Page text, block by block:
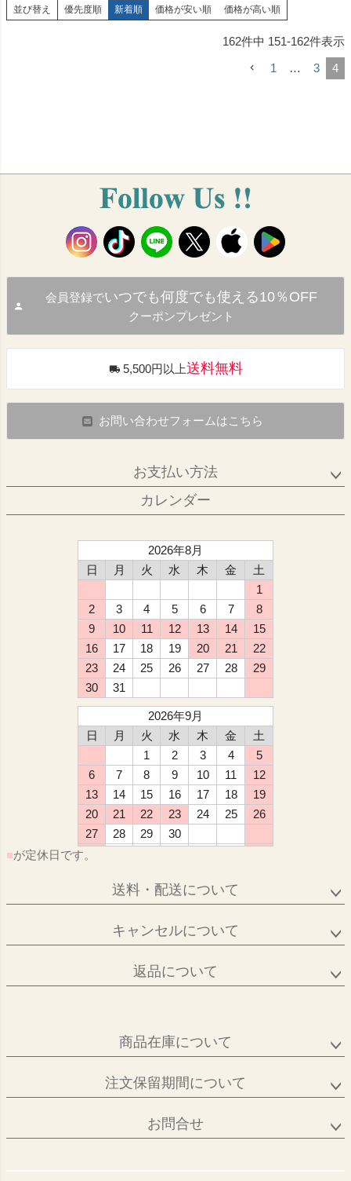
並び替え 優先度順 新着順 価格が安い順 価格が高い順
162件中 151-162件表示
1
… 3 4
会員登録でいつでも何度でも使える10％OFF
クーポンプレゼント
5,500円以上送料無料
お問い合わせフォームはこちら
お支払い方法
カレンダー
2026年8月
日
月 火 水 木 金
土
1
2
3 4 5 6 7
8
9
10 11 12 13 14
15
16
17 18 19 20 21
22
23
24 25 26 27 28
29
30
31
2026年9月
日
月 火 水 木 金
土
1
2 3 4
5
6
7 8 9 10 11
12
13
14 15 16 17 18
19
20
21 22 23 24 25
26
27
28 29
30
■が定休日です。
送料・配送について
キャンセルについて
返品について
商品在庫について
注文保留期間について
お問合せ